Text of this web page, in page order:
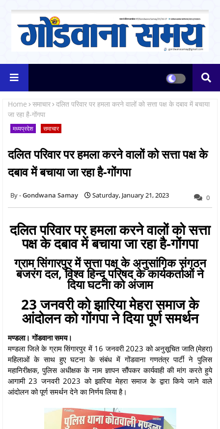
Home समाचार दलित परिवार पर हमला करने वालों को सत्ता पक्ष के दबाव में बचाया
जा रहा है-गोंगपा
मध्यप्रदेश समाचार
दलित परिवार पर हमला करने वालों को सत्ता पक्ष के
दबाव में बचाया जा रहा है-गोंगपा
Gondwana Samay Saturday, January 21, 2023 0
दलित परिवार पर हमला करने वालों को सत्ता
पक्ष के दबाव में बचाया जा रहा है-गोंगपा
ग्राम सिंगारपुर में सत्ता पक्ष के अनुसांगिक संगठन
बजरंग दल, विश्व हिन्दू परिषद के कार्यकर्ताओं ने
दिया घटना को अंजाम
23 जनवरी को झारिया मेहरा समाज के
आंदोलन को गोंगपा ने दिया पूर्ण समर्थन
मण्डला। गोंडवाना समय।
मण्डला जिले के ग्राम सिंगारपुर में 16 जनवरी 2023 को अनुसूचित जाति (मेहरा)
महिलाओं के साथ हुए घटना के संबंध में गोंडवाना गणतंत्र पार्टी ने पुलिस
महानिरीक्षक, पुलिस अधीक्षक के नाम ज्ञापन सौंपकर कार्यवाही की मांग करते हुये
आगामी 23 जनवरी 2023 को झारिया मेहरा समाज के द्वारा किये जाने वाले
आंदोलन को पूर्ण समर्थन देने का निर्णय लिया है।